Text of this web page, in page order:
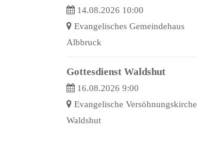
14.08.2026 10:00
Evangelisches Gemeindehaus
Albbruck
Gottesdienst Waldshut
16.08.2026 9:00
Evangelische Versöhnungskirche
Waldshut